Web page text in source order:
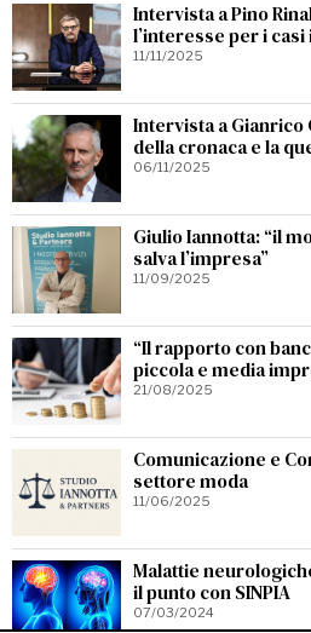
Intervista a Pino
l’interesse per i
11/11/2025
Intervista a Gianrico
della cronaca e la
06/11/2025
Giulio Iannotta: “il
salva l’impresa”
11/09/2025
“Il rapporto con
piccola e media
21/08/2025
Comunicazione e
settore moda
11/06/2025
Malattie
il punto con SINPIA
07/03/2024